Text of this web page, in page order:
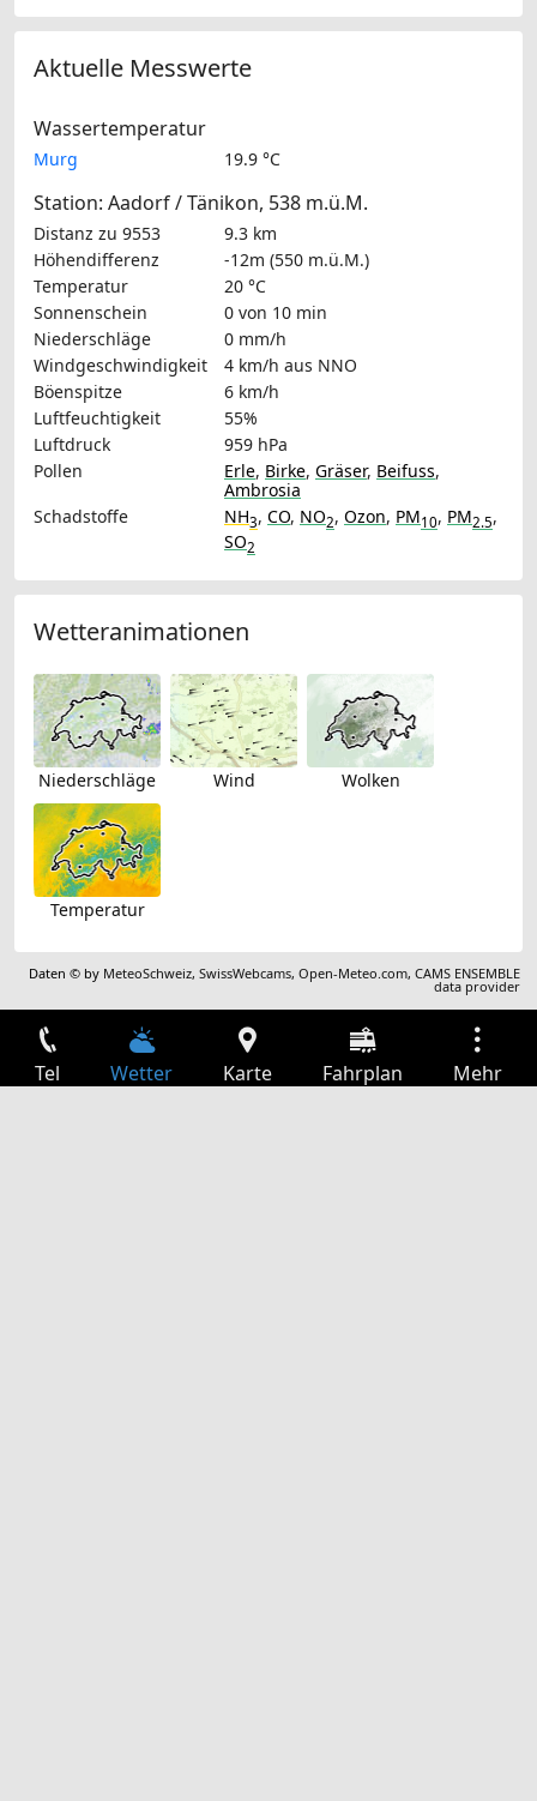
Aktuelle Messwerte
Wassertemperatur
Murg 19.9 °C
Station: Aadorf / Tänikon, 538 m.ü.M.
Distanz zu 9553
9.3 km
Höhendifferenz
-12m (550 m.ü.M.)
Temperatur
20 °C
Sonnenschein
0 von 10 min
Niederschläge
0 mm/h
Windgeschwindigkeit
4 km/h aus NNO
Böenspitze
6 km/h
Luftfeuchtigkeit
55%
Luftdruck
959 hPa
Pollen
Erle, Birke, Gräser, Beifuss,
Ambrosia
Schadstoffe
NH3, CO, NO2, Ozon, PM10, PM2.5,
SO2
Wetteranimationen
Niederschläge Wind Wolken
Temperatur
Daten © by MeteoSchweiz,SwissWebcams,Open-Meteo.com,CAMS ENSEMBLE
data provider
Tel Wetter Karte Fahrplan Mehr